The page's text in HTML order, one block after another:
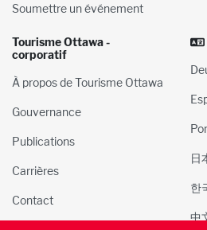
Soumettre un événement
Tourisme Ottawa -
corporatif
À propos de Tourisme Ottawa
Gouvernance
Publications
Carrières
Contact
日
한
中